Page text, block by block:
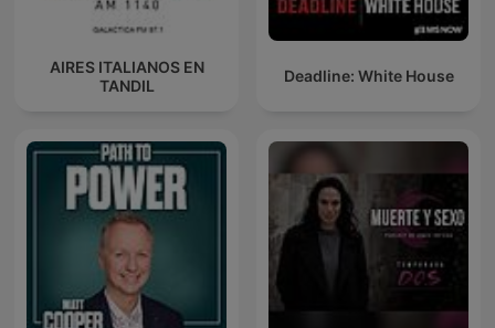
AIRES ITALIANOS EN
TANDIL
Deadline: White House